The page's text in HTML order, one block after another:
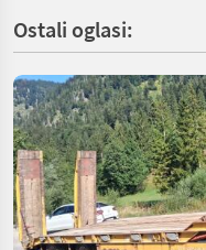
Ostali oglasi: